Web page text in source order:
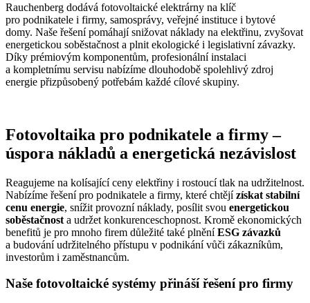
Rauchenberg dodává fotovoltaické elektrárny na klíč
pro podnikatele i firmy, samosprávy, veřejné instituce i bytové
domy. Naše řešení pomáhají snižovat náklady na elektřinu, zvyšovat
energetickou soběstačnost a plnit ekologické i legislativní závazky.
Díky prémiovým komponentům, profesionální instalaci
a kompletnímu servisu nabízíme dlouhodobě spolehlivý zdroj
energie přizpůsobený potřebám každé cílové skupiny.
Fotovoltaika pro podnikatele a firmy –
úspora nákladů a energetická nezávislost
Reagujeme na kolísající ceny elektřiny i rostoucí tlak na udržitelnost.
Nabízíme řešení pro podnikatele a firmy, které chtějízískat stabilní
cenu energie, snížit provozní náklady, posílit svou energetickou
soběstačnost a udržet konkurenceschopnost. Kromě ekonomických
benefitů je pro mnoho firem důležité také plněníESG závazků
a budování udržitelného přístupu v podnikání vůči zákazníkům,
investorům i zaměstnancům.
Naše fotovoltaické systémy přináší řešení pro firmy